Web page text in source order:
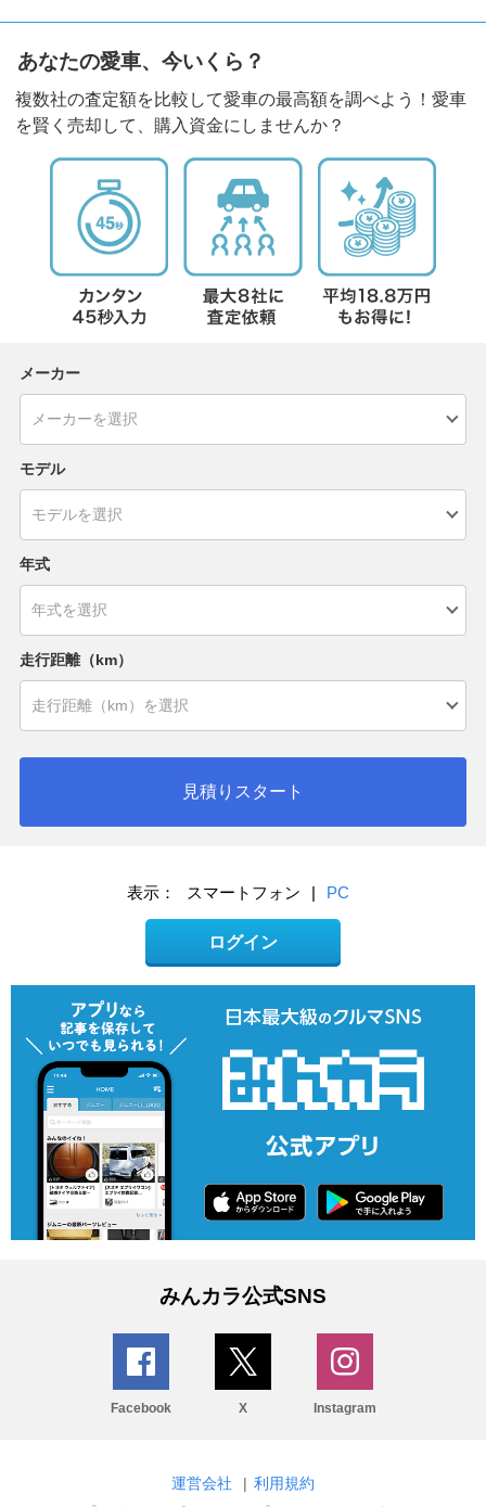
あなたの愛車、今いくら？
複数社の査定額を比較して愛車の最高額を調べよう！愛車
を賢く売却して、購入資金にしませんか？
メーカー
モデル
年式
走行距離（km）
見積りスタート
表示： スマートフォン | PC
ログイン
みんカラ公式SNS
Facebook X Instagram
運営会社 | 利用規約